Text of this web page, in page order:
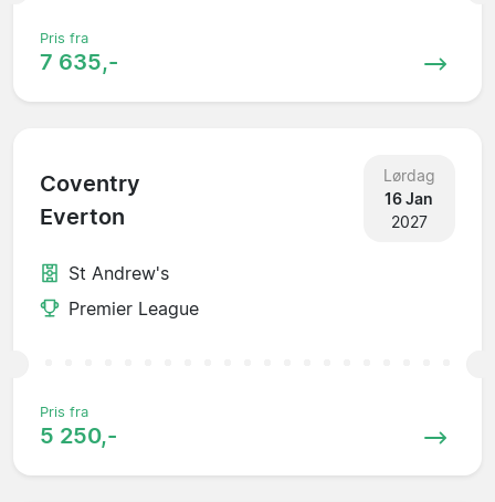
Pris fra
7 635,-
Coventry
Everton
Lørdag
16 Jan
2027
St Andrew's
Premier League
Pris fra
5 250,-